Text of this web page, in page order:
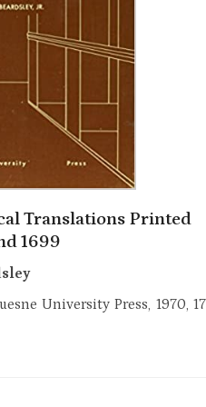
Translations Printed
1699
University Press, 1970,